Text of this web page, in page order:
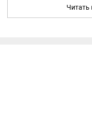
Читать